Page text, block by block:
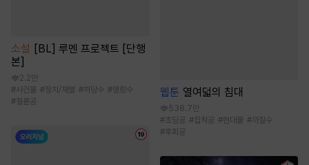
소설 [BL] 루멘 프로젝트 [단행
본]
2.2만
#사건물 #정치/재벌 #허당수 #명랑수
#절륜공
웹툰 열여덟의 침대
538.7만
#초딩공 #집착공 #현대물 #까칠수
#후회공